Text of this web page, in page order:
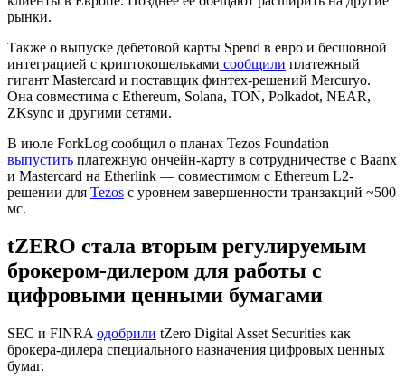
рынки.
Также о выпуске дебетовой карты Spend в евро и бесшовной
интеграцией с криптокошельками сообщили платежный
гигант Mastercard и поставщик финтех-решений Mercuryo.
Она совместима с Ethereum, Solana, TON, Polkadot, NEAR,
ZKsync и другими сетями.
В июле ForkLog сообщил о планах Tezos Foundation
выпустить платежную ончейн-карту в сотрудничестве с Baanx
и Mastercard на Etherlink — совместимом с Ethereum L2-
решении для Tezos с уровнем завершенности транзакций ~500
мс.
tZERO стала вторым регулируемым
брокером-дилером для работы с
цифровыми ценными бумагами
SEC и FINRA одобрили tZero Digital Asset Securities как
брокера-дилера специального назначения цифровых ценных
бумаг.